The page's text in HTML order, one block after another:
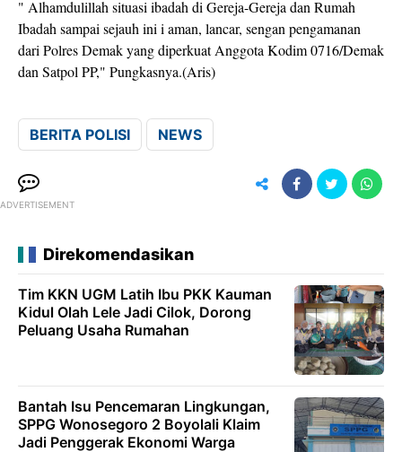
" Alhamdulillah situasi ibadah di Gereja-Gereja dan Rumah
Ibadah sampai sejauh ini i aman, lancar, sengan pengamanan
dari Polres Demak yang diperkuat Anggota Kodim 0716/Demak
dan Satpol PP," Pungkasnya.(Aris)
BERITA POLISI NEWS
ADVERTISEMENT
Direkomendasikan
Tim KKN UGM Latih Ibu PKK Kauman
Kidul Olah Lele Jadi Cilok, Dorong
Peluang Usaha Rumahan
Bantah Isu Pencemaran Lingkungan,
SPPG Wonosegoro 2 Boyolali Klaim
Jadi Penggerak Ekonomi Warga